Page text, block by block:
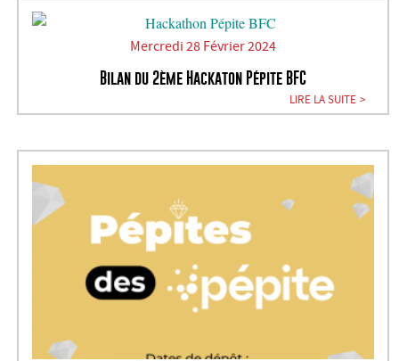
Mercredi 28 Février 2024
Bilan du 2ème Hackaton Pépite BFC
LIRE LA SUITE